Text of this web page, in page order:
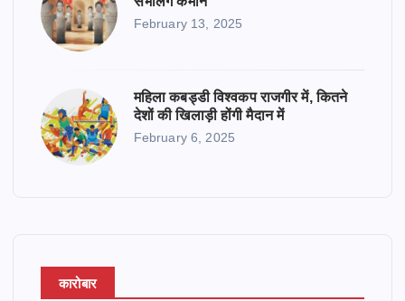
February 13, 2025
महिला कबड्डी विश्वकप राजगीर में, कितने
देशों की खिलाड़ी होंगी मैदान में
February 6, 2025
कारोबार